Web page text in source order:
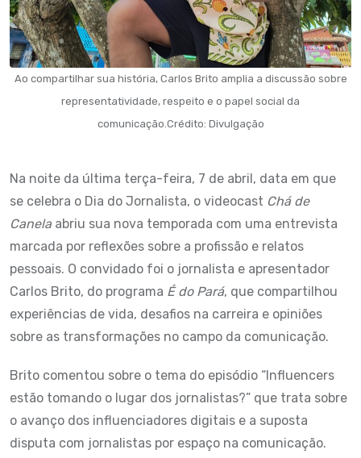
Ao compartilhar sua história, Carlos Brito amplia a discussão sobre
representatividade, respeito e o papel social da
comunicação.Crédito: Divulgação
Na noite da última terça-feira, 7 de abril, data em que
se celebra o Dia do Jornalista, o videocast Chá de
Canelaabriu sua nova temporada com uma entrevista
marcada por reflexões sobre a profissão e relatos
pessoais. O convidado foi o jornalista e apresentador
Carlos Brito, do programa É do Pará, que compartilhou
experiências de vida, desafios na carreira e opiniões
sobre as transformações no campo da comunicação.
Brito comentou sobre o tema do episódio “Influencers
estão tomando o lugar dos jornalistas?” que trata sobre
o avanço dos influenciadores digitais e a suposta
disputa com jornalistas por espaço na comunicação.